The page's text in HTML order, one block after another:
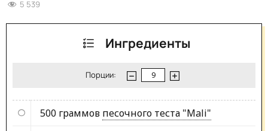
5 539
Ингредиенты
Порции:
500 граммов песочного теста "Mali"